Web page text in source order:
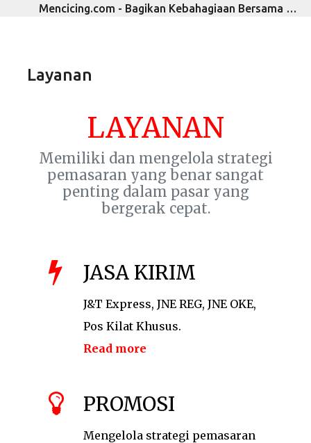
Langsung ke konten utama
Mencicing.com - Bagikan Kebahagiaan Bersama Mencicing
Layanan
LAYANAN
Memiliki dan mengelola strategi
pemasaran yang benar sangat
penting dalam pasar yang
bergerak cepat.
JASA KIRIM
J&T Express, JNE REG, JNE OKE,
Pos Kilat Khusus.
Read more
PROMOSI
Mengelola strategi pemasaran